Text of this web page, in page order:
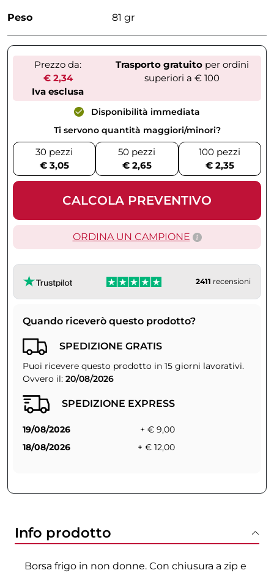
Peso 81 gr
Prezzo da:
€ 2,34
Iva esclusa
Trasporto gratuitoper ordini
superiori a € 100
Disponibilità immediata
Ti servono quantità maggiori/minori?
30 pezzi
€ 3,05
50 pezzi
€ 2,65
100 pezzi
€ 2,35
CALCOLA PREVENTIVO
ORDINA UN CAMPIONE
2411 recensioni
Quando riceverò questo prodotto?
SPEDIZIONE GRATIS
Puoi ricevere questo prodotto in 15 giorni lavorativi.
Ovvero il: 20/08/2026
SPEDIZIONE EXPRESS
19/08/2026
+ € 9,00
18/08/2026
+ € 12,00
Info prodotto
Borsa frigo in non donne. Con chiusura a zip e